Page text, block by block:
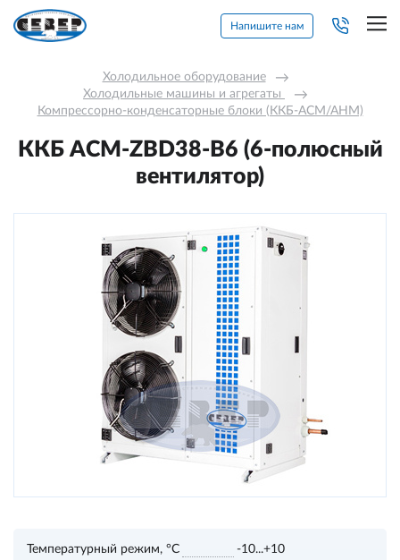
Напишите нам
Холодильное оборудование →
Холодильные машины и агрегаты →
Компрессорно-конденсаторные блоки (ККБ-АСМ/АНМ)
ККБ ACM-ZBD38-В6 (6-полюсный
вентилятор)
Температурный режим, °С
-10...+10